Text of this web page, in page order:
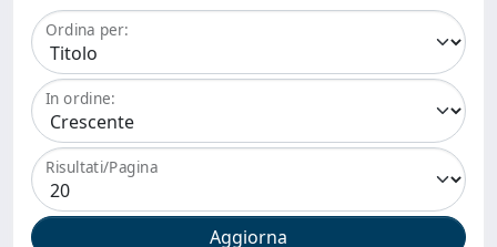
Ordina per:
In ordine:
Risultati/Pagina